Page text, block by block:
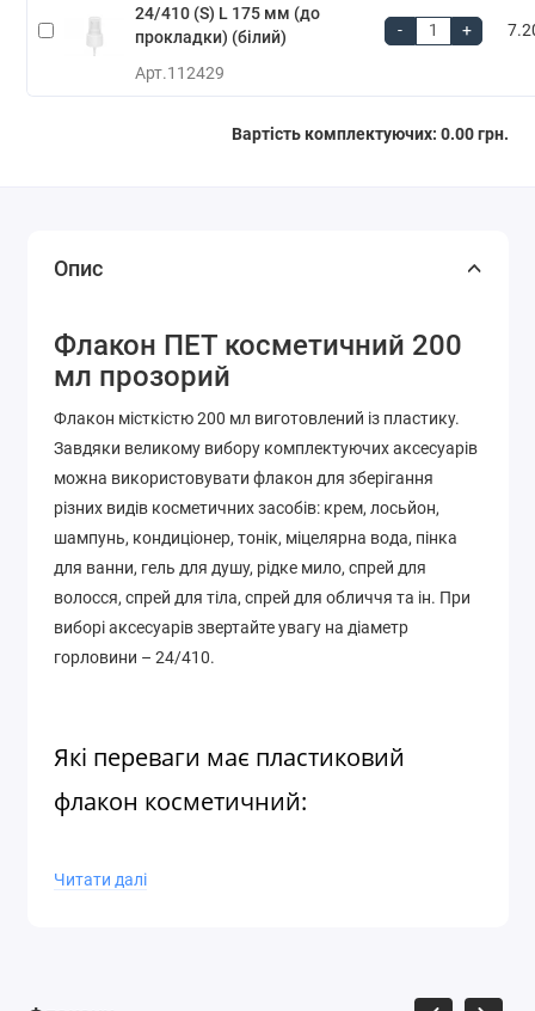
24/410 (S) L 175 мм (до
прокладки) (білий)
Арт.112429
- +
Вартість комплектуючих: 0.00 грн.
Опис
Флакон ПЕТ косметичний 200
мл прозорий
Флакон місткістю 200 мл виготовлений із пластику.
Завдяки великому вибору комплектуючих аксесуарів
можна використовувати флакон для зберігання
різних видів косметичних засобів: крем, лосьйон,
шампунь, кондиціонер, тонік, міцелярна вода, пінка
для ванни, гель для душу, рідке мило, спрей для
волосся, спрей для тіла, спрей для обличчя та ін. При
виборі аксесуарів звертайте увагу на діаметр
горловини – 24/410.
Які переваги має пластиковий
флакон косметичний:
їх значно легше транспортувати. Готовий виріб
Читати далі